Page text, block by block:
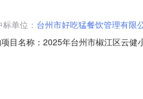
标单位： 台州市好吃猛餐饮管理有限
目名称：2025年台州市椒江区云
19.9%台州市好吃猛餐饮管理有